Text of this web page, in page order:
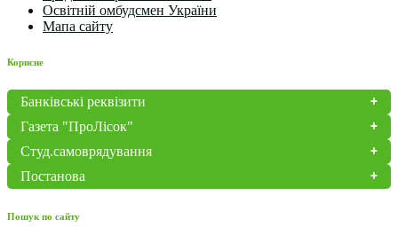
Освітній омбудсмен України
Мапа сайту
Корисне
Банківські реквізити
Газета "ПроЛісок"
Студ.самоврядування
Постанова
Пошук по сайту